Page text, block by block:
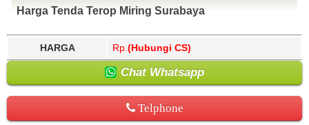
Harga Tenda Terop Miring Surabaya
HARGA Rp. (Hubungi CS)
Chat Whatsapp
Telphone